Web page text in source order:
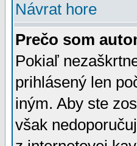
Návrat hore
Prečo som
Pokiaľ
prihlásený len
iným. Aby ste
však